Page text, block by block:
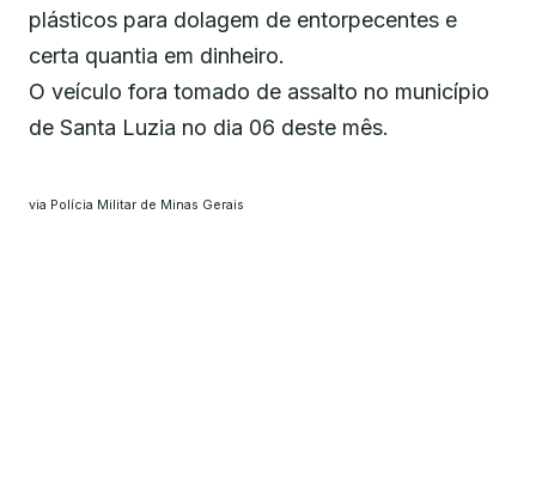
plásticos para dolagem de entorpecentes e
certa quantia em dinheiro.
O veículo fora tomado de assalto no município
de Santa Luzia no dia 06 deste mês.
via Polícia Militar de Minas Gerais